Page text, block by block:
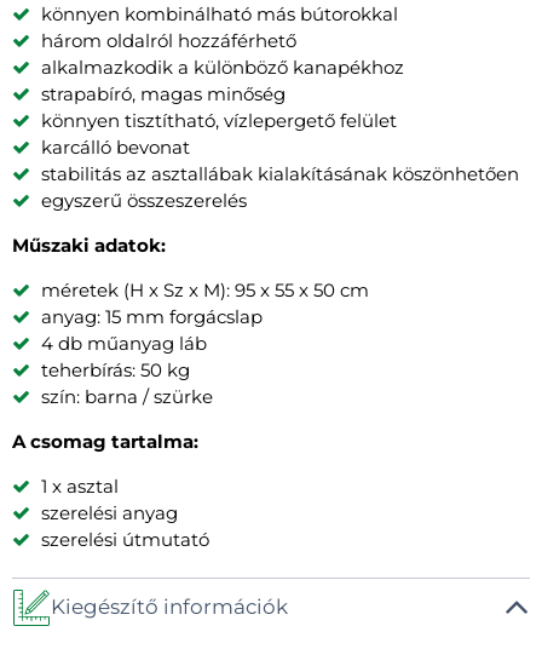
könnyen kombinálható más bútorokkal
három oldalról hozzáférhető
alkalmazkodik a különböző kanapékhoz
strapabíró, magas minőség
könnyen tisztítható, vízlepergető felület
karcálló bevonat
stabilitás az asztallábak kialakításának köszönhetően
egyszerű összeszerelés
Műszaki adatok:
méretek (H x Sz x M): 95 x 55 x 50 cm
anyag: 15 mm forgácslap
4 db műanyag láb
teherbírás: 50 kg
szín: barna / szürke
A csomag tartalma:
1 x asztal
szerelési anyag
szerelési útmutató
Kiegészítő információk